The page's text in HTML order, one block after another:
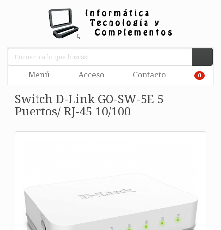
Menú Acceso Contacto 0
Switch D-Link GO-SW-5E 5
Puertos/ RJ-45 10/100